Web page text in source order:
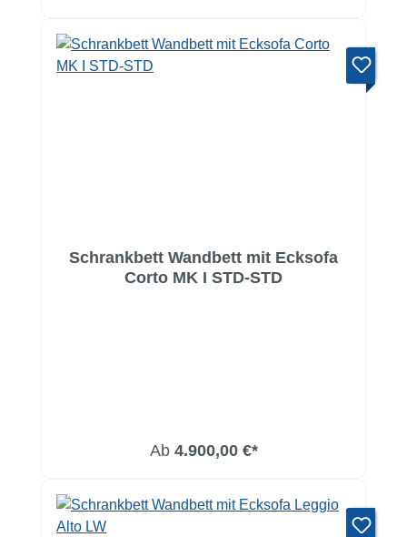
Schrankbett Wandbett mit Ecksofa
Corto MK I STD-STD
Ab 4.900,00 €*